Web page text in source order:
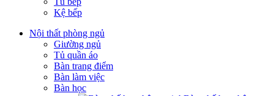
Kệ bếp
Nội thất phòng ngủ
Giường ngủ
Tủ quần áo
Bàn trang điểm
Bàn làm việc
Bàn học